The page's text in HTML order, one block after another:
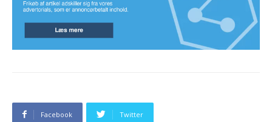
Facebook Twitter